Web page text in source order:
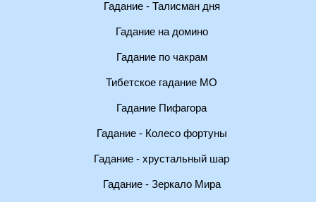
Гадание - Талисман дня
Гадание на домино
Гадание по чакрам
Тибетское гадание МО
Гадание Пифагора
Гадание - Колесо фортуны
Гадание - хрустальный шар
Гадание - Зеркало Мира